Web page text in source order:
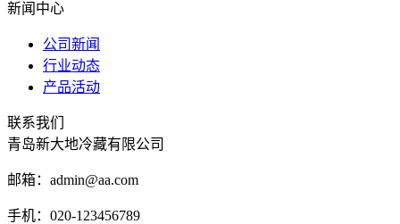
新闻中心
公司新闻
行业动态
产品活动
联系我们
青岛新大地冷藏有限公司
邮箱：admin@aa.com
手机：020-123456789